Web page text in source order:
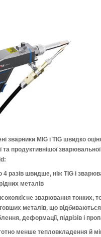
зварники MIG і TIG швидко
та продуктивнішої
4 разів швидше, ніж TIG і
металів
зварювання тонких,
металів, що
деформації, підрізів і
менше тепловкладення й